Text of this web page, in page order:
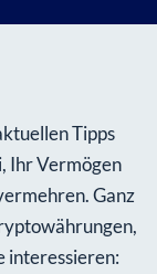
Tipps
Ihr Vermögen
Ganz
interessieren: